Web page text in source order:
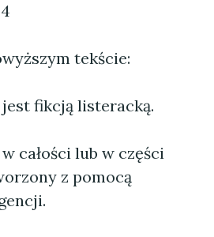
tekście:
fikcją listeracką.
całości lub w części
z pomocą